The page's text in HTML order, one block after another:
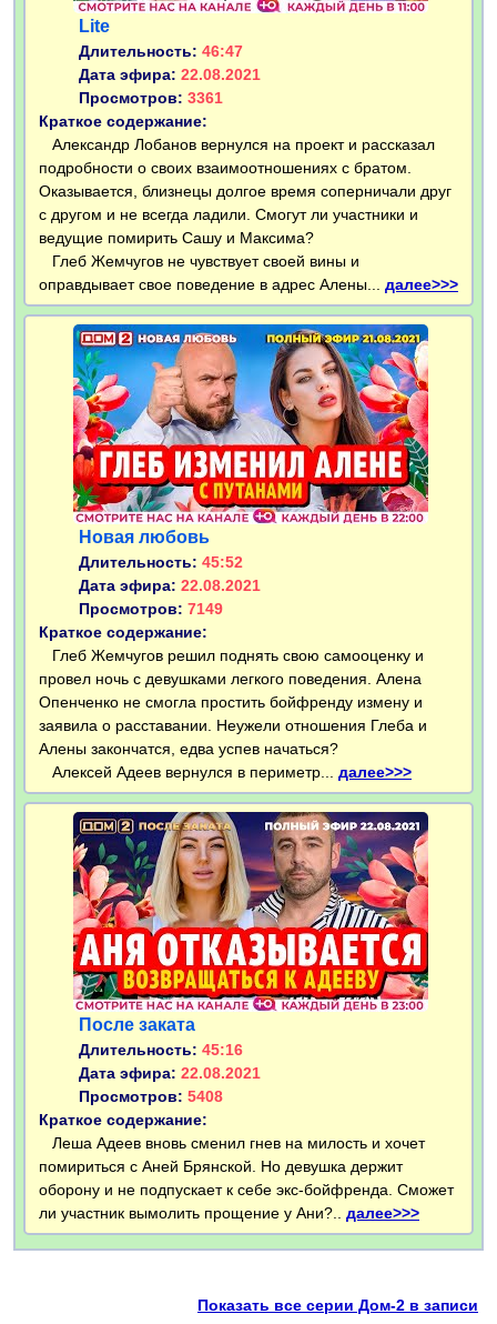
Lite
Длительность: 46:47
Дата эфира: 22.08.2021
Просмотров: 3361
Краткое содержание:
Александр Лобанов вернулся на проект и рассказал
подробности о своих взаимоотношениях с братом.
Оказывается, близнецы долгое время соперничали друг
с другом и не всегда ладили. Смогут ли участники и
ведущие помирить Сашу и Максима?
Глеб Жемчугов не чувствует своей вины и
оправдывает свое поведение в адрес Алены... далее>>>
Новая любовь
Длительность: 45:52
Дата эфира: 22.08.2021
Просмотров: 7149
Краткое содержание:
Глеб Жемчугов решил поднять свою самооценку и
провел ночь с девушками легкого поведения. Алена
Опенченко не смогла простить бойфренду измену и
заявила о расставании. Неужели отношения Глеба и
Алены закончатся, едва успев начаться?
Алексей Адеев вернулся в периметр... далее>>>
После заката
Длительность: 45:16
Дата эфира: 22.08.2021
Просмотров: 5408
Краткое содержание:
Леша Адеев вновь сменил гнев на милость и хочет
помириться с Аней Брянской. Но девушка держит
оборону и не подпускает к себе экс-бойфренда. Сможет
ли участник вымолить прощение у Ани?.. далее>>>
Показать все серии Дом-2 в записи